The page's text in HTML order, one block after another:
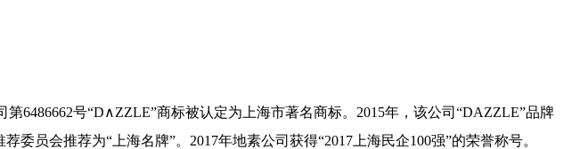
6486662号“D∧ZZLE”商标被认定为上海市著名商标。2015年，该公司“DAZZLE”品牌
委员会推荐为“上海名牌”。2017年地素公司获得“2017上海民企100强”的荣誉称号。